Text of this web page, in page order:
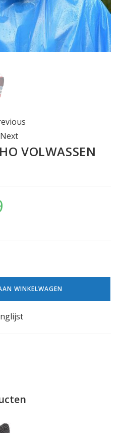
Next
VOLWASSEN
WINKELWAGEN